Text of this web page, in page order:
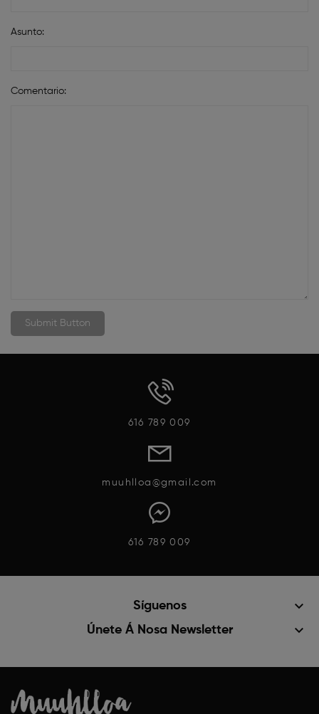
Asunto:
Comentario:
616 789 009
muuhlloa@gmail.com
616 789 009
Síguenos keyboard_arrow_down
Únete Á Nosa Newsletter keyboard_arrow_down